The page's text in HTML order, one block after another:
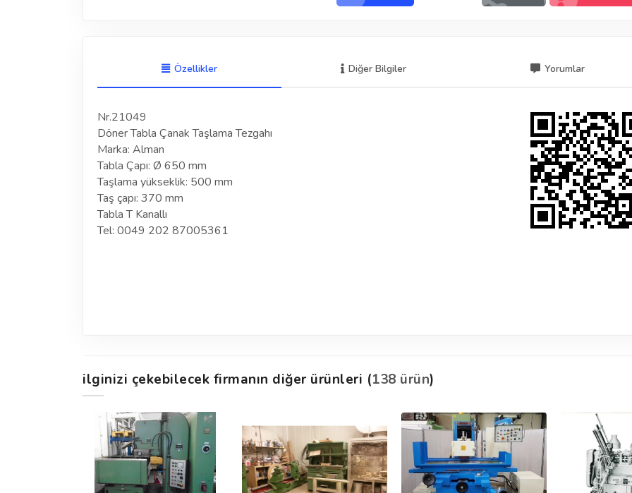
Özellikler Diğer Bilgiler Yorumlar
Nr.21049
Döner Tabla Çanak Taşlama Tezgahı
Marka: Alman
Tabla Çapı: Ø 650 mm
Taşlama yükseklik: 500 mm
Taş çapı: 370 mm
Tabla T Kanallı
Tel: 0049 202 87005361
ilginizi çekebilecek firmanın diğer ürünleri (138 ürün)